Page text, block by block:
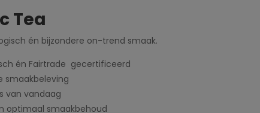
Tea
én bijzondere on-trend smaak.
én Fairtrade gecertificeerd
smaakbeleving
van vandaag
optimaal smaakbehoud